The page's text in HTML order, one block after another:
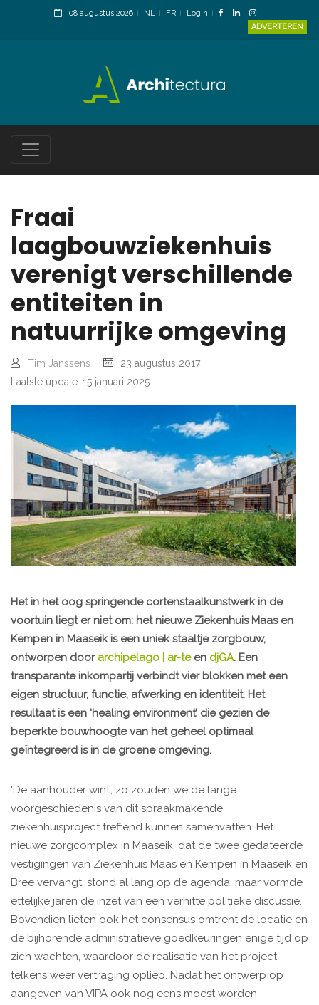
08 augustus 2026 NL FR
Login
ADVERTEREN
Fraai
laagbouwziekenhuis
verenigt verschillende
entiteiten in
natuurrijke omgeving
Tim Janssens
23 augustus 2017
Laatste update: 15 januari 2025
Het in het oog springende cortenstaalkunstwerk in de
voortuin liegt er niet om: het nieuwe Ziekenhuis Maas en
Kempen in Maaseik is een uniek staaltje zorgbouw,
ontworpen door archipelago | ar-teen djGA. Een
transparante inkompartij verbindt vier blokken met een
eigen structuur, functie, afwerking en identiteit. Het
resultaat is een ‘healing environment’ die gezien de
beperkte bouwhoogte van het geheel optimaal
geïntegreerd is in de groene omgeving.
‘De aanhouder wint’, zo zouden we de lange
voorgeschiedenis van dit spraakmakende
ziekenhuisproject treffend kunnen samenvatten. Het
nieuwe zorgcomplex in Maaseik, dat de twee gedateerde
vestigingen van Ziekenhuis Maas en Kempen in Maaseik en
Bree vervangt, stond al lang op de agenda, maar vormde
ettelijke jaren de inzet van een verhitte politieke discussie.
Bovendien lieten ook het consensus omtrent de locatie en
de bijhorende administratieve goedkeuringen enige tijd op
zich wachten, waardoor de realisatie van het project
telkens weer vertraging opliep. Nadat het ontwerp op
aangeven van VIPA ook nog eens moest worden